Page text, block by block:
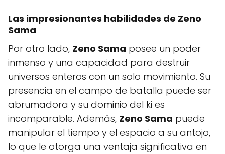
Las impresionantes habilidades de Zeno
Sama
Por otro lado, Zeno Sama posee un poder
inmenso y una capacidad para destruir
universos enteros con un solo movimiento. Su
presencia en el campo de batalla puede ser
abrumadora y su dominio del ki es
incomparable. Además, Zeno Sama puede
manipular el tiempo y el espacio a su antojo,
lo que le otorga una ventaja significativa en